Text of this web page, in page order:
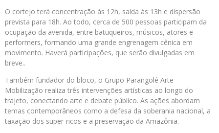
O cortejo terá concentração às 12h, saída às 13h e dispersão
prevista para 18h. Ao todo, cerca de 500 pessoas participam da
ocupação da avenida, entre batuqueiros, músicos, atores e
performers, formando uma grande engrenagem cênica em
movimento. Haverá participações, que serão divulgadas em
breve..
Também fundador do bloco, o Grupo Parangolé Arte
Mobilização realiza três intervenções artísticas ao longo do
trajeto, conectando arte e debate público. As ações abordam
temas contemporâneos como a defesa da soberania nacional, a
taxação dos super-ricos e a preservação da Amazônia.